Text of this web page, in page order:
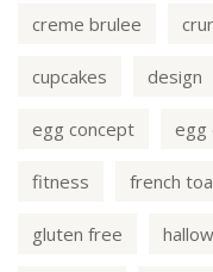
creme brulee
cupcakes design
egg concept egg
fitness french
gluten free